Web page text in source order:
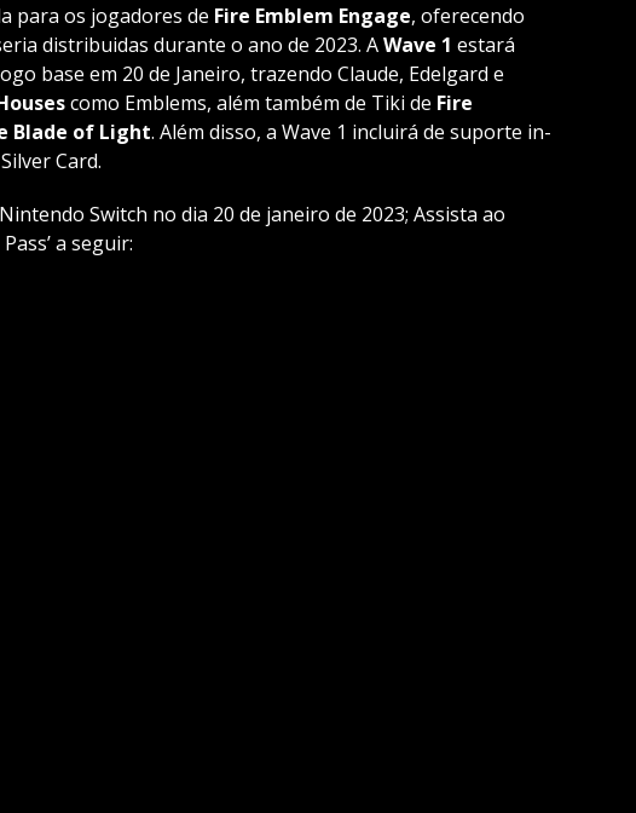
para os jogadores de Fire Emblem Engage, oferecendo
distribuidas durante o ano de 2023. AWave 1 estará
base em 20 de Janeiro, trazendo Claude, Edelgard e
como Emblems, além também de Tiki de Fire
Blade of Light. Além disso, a Wave 1 incluirá de suporte in-
Card.
Switch no dia 20 de janeiro de 2023; Assista ao
a seguir: